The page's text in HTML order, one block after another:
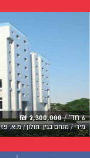
6 חד' / 2,300,000 ₪
מידי / מנחם בגין, חולון / מ.א. פז